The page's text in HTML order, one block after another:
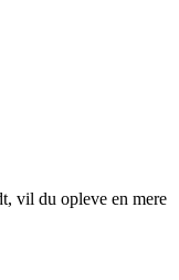
vil du opleve en mere